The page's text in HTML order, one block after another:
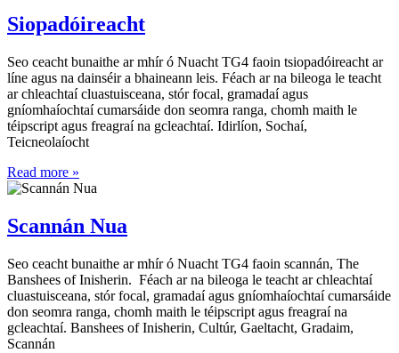
Siopadóireacht
Seo ceacht bunaithe ar mhír ó Nuacht TG4 faoin tsiopadóireacht ar
líne agus na dainséir a bhaineann leis. Féach ar na bileoga le teacht
ar chleachtaí cluastuisceana, stór focal, gramadaí agus
gníomhaíochtaí cumarsáide don seomra ranga, chomh maith le
téipscript agus freagraí na gcleachtaí. Idirlíon, Sochaí,
Teicneolaíocht
Read more »
Scannán Nua
Seo ceacht bunaithe ar mhír ó Nuacht TG4 faoin scannán, The
Banshees of Inisherin. Féach ar na bileoga le teacht ar chleachtaí
cluastuisceana, stór focal, gramadaí agus gníomhaíochtaí cumarsáide
don seomra ranga, chomh maith le téipscript agus freagraí na
gcleachtaí. Banshees of Inisherin, Cultúr, Gaeltacht, Gradaim,
Scannán